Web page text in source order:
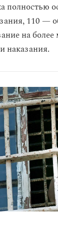
полностью
110
на
наказания.